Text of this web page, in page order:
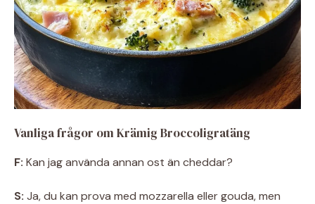
Vanliga frågor om Krämig Broccoligratäng
F: Kan jag använda annan ost än cheddar?
S: Ja, du kan prova med mozzarella eller gouda, men